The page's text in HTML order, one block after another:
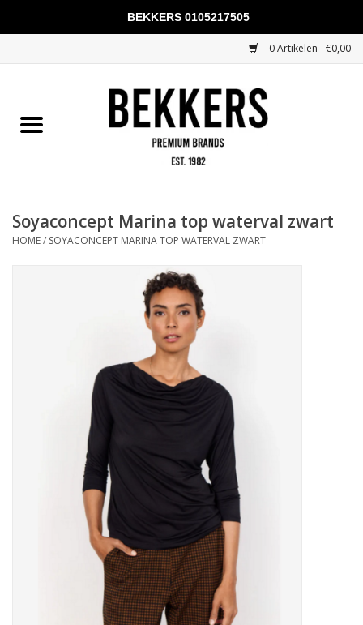
0 Artikelen - €0,00
Mannen
KADOBONNEN
Soyaconcept Marina top waterval zwart
HOME/ SOYACONCEPT MARINA TOP WATERVAL ZWART
BEKKERS 0105217505